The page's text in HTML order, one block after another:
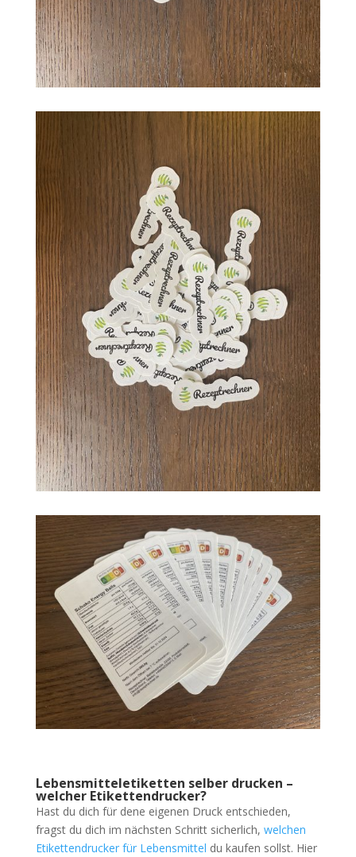
Lebensmitteletiketten selber drucken –
welcher Etikettendrucker?
Hast du dich für dene eigenen Druck entschieden,
fragst du dich im nächsten Schritt sicherlich, welchen
Etikettendrucker für Lebensmittel du kaufen sollst. Hier